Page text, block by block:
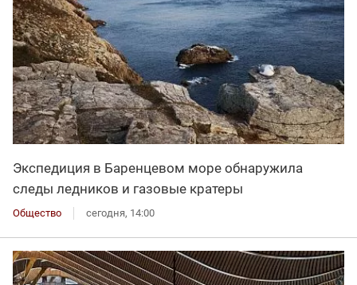
Экспедиция в Баренцевом море обнаружила
следы ледников и газовые кратеры
Общество сегодня, 14:00